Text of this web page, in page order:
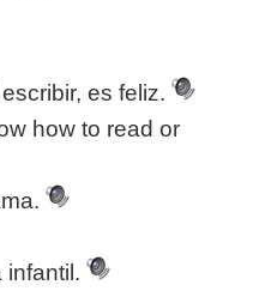
es feliz.
how to read or
infantil.